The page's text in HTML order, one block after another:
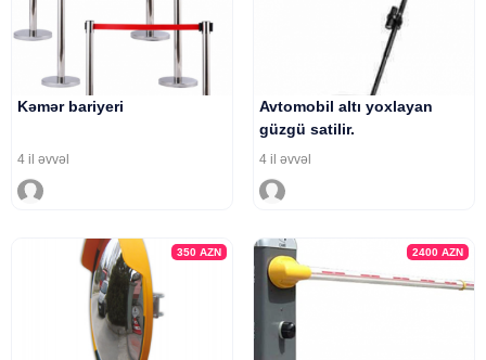
Kəmər bariyeri
4 il əvvəl
Avtomobil altı yoxlayan
güzgü satilir.
4 il əvvəl
350AZN 2400 AZN